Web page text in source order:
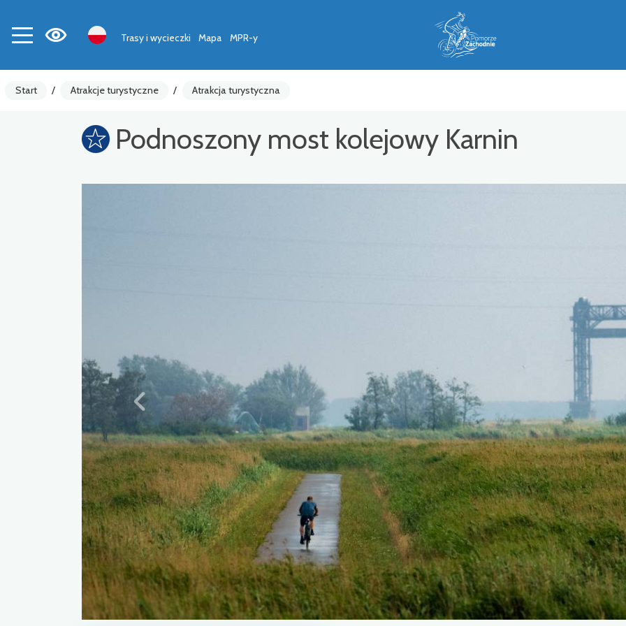
Trasy i wycieczki Mapa MPR-y
Start / Atrakcje turystyczne / Atrakcja turystyczna
Podnoszony most kolejowy Karnin